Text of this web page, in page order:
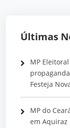
Últimas
MP
Festeja
MP do
em Aquiraz